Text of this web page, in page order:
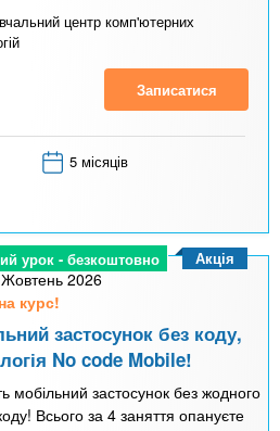
центр комп'ютерних
Записатися
5 місяців
урок - безкоштовно
2026
курс!
застосунок без коду,
No code Mobile!
мобільний застосунок без жодного
Всього за 4 заняття опануєте
Акція